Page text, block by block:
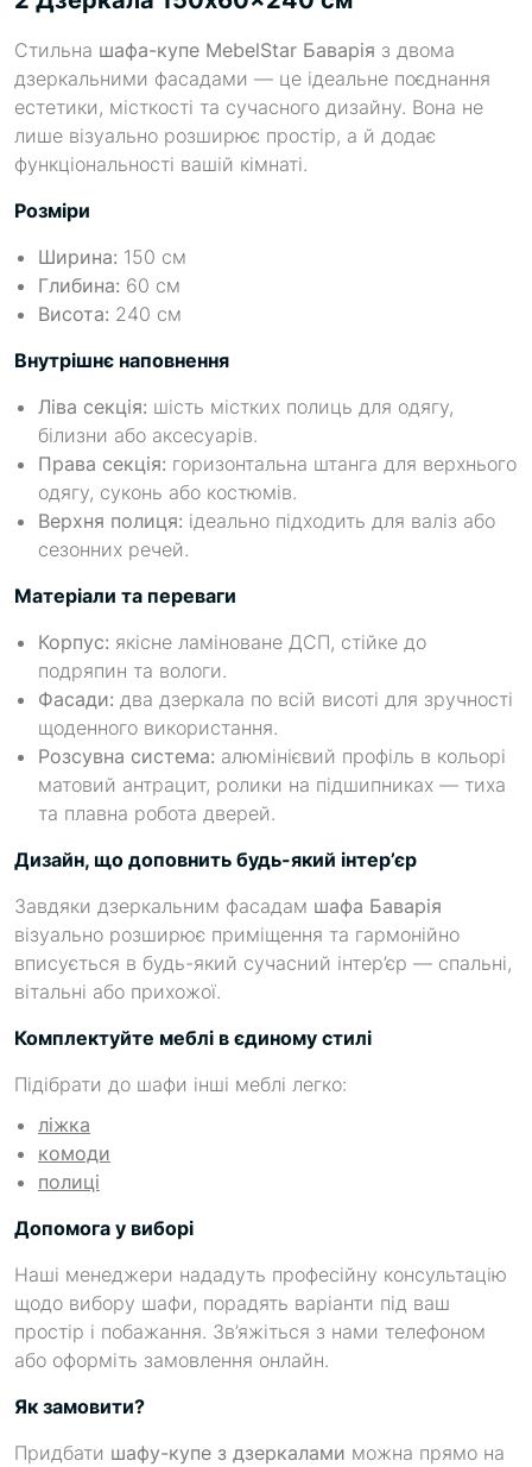
Стильна шафа-купе MebelStar Баварія з двома
дзеркальними фасадами — це ідеальне поєднання
естетики, місткості та сучасного дизайну. Вона не
лише візуально розширює простір, а й додає
функціональності вашій кімнаті.
Розміри
Ширина: 150 см
Глибина: 60 см
Висота: 240 см
Внутрішнє наповнення
Ліва секція: шість містких полиць для одягу,
білизни або аксесуарів.
Права секція: горизонтальна штанга для верхнього
одягу, суконь або костюмів.
Верхня полиця: ідеально підходить для валіз або
сезонних речей.
Матеріали та переваги
Корпус: якісне ламіноване ДСП, стійке до
подряпин та вологи.
Фасади: два дзеркала по всій висоті для зручності
щоденного використання.
Розсувна система: алюмінієвий профіль в кольорі
матовий антрацит, ролики на підшипниках — тиха
та плавна робота дверей.
Дизайн, що доповнить будь-який інтер’єр
Завдяки дзеркальним фасадам шафа Баварія
візуально розширює приміщення та гармонійно
вписується в будь-який сучасний інтер’єр — спальні,
вітальні або прихожої.
Комплектуйте меблі в єдиному стилі
Підібрати до шафи інші меблі легко:
ліжка
комоди
полиці
Допомога у виборі
Наші менеджери нададуть професійну консультацію
щодо вибору шафи, порадять варіанти під ваш
простір і побажання. Зв’яжіться з нами телефоном
або оформіть замовлення онлайн.
Як замовити?
Придбати шафу-купе з дзеркалами можна прямо на